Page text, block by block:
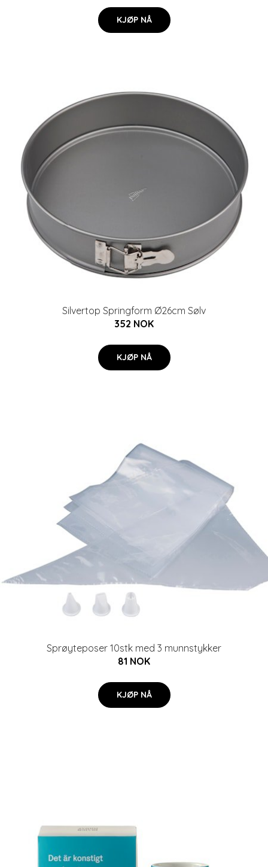
KJØP NÅ
Silvertop Springform Ø26cm Sølv
352 NOK
KJØP NÅ
Sprøyteposer 10stk med 3 munnstykker
81 NOK
KJØP NÅ